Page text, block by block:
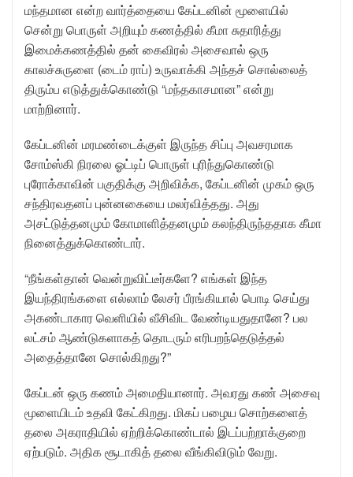
மந்தமான என்ற வார்த்தையை கேப்டனின் மூளையில்
சென்று பொருள் அறியும் கணத்தில் கீமா சுதாரித்து
இமைக்கணத்தில் தன் கைவிரல் அசைவால் ஒரு
காலச்சுருளை (டைம் ராப்) உருவாக்கி அந்தச் சொல்லைத்
திரும்ப எடுத்துக்கொண்டு “மந்தகாசமான” என்று
மாற்றினார்.
கேப்டனின் மரமண்டைக்குள் இருந்த சிப்பு அவசரமாக
சோம்ஸ்கி நிரலை ஓட்டிப் பொருள் புரிந்துகொண்டு
புரோக்காவின் பகுதிக்கு அறிவிக்க, கேப்டனின் முகம் ஒரு
சந்திரவதனப் புன்னகையை மலர்வித்தது. அது
அசட்டுத்தனமும் கோமாளித்தனமும் கலந்திருந்ததாக கீமா
நினைத்துக்கொண்டார்.
“நீங்கள்தான் வென்றுவிட்டீர்களே? எங்கள் இந்த
இயந்திரங்களை எல்லாம் லேசர் பீரங்கியால் பொடி செய்து
அகண்டாகார வெளியில் வீசிவிட வேண்டியதுதானே? பல
லட்சம் ஆண்டுகளாகத் தொடரும் எரிபறந்தெடுத்தல்
அதைத்தானே சொல்கிறது?”
கேப்டன் ஒரு கணம் அமைதியானார். அவரது கண் அசைவு
மூளையிடம் உதவி கேட்கிறது. மிகப் பழைய சொற்களைத்
தலை அகராதியில் ஏற்றிக்கொண்டால் இடப்பற்றாக்குறை
ஏற்படும். அதிக சூடாகித் தலை வீங்கிவிடும் வேறு.